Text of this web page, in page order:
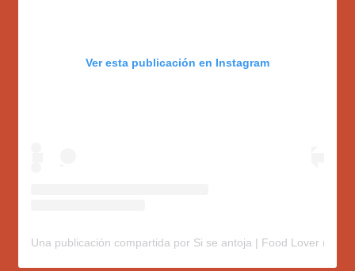
Ver esta publicación en Instagram
Una publicación compartida por Si se antoja | Food Lover